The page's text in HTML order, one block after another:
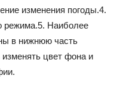
изменения погоды.4.
режима.5. Наиболее
в нижнюю часть
цвет фона и